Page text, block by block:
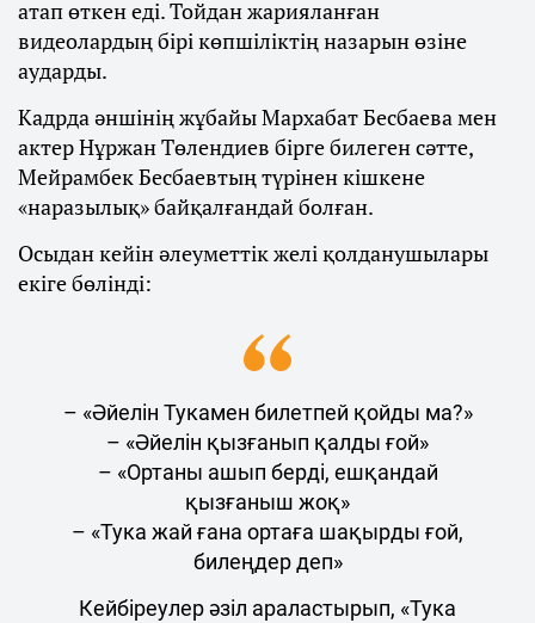
атап өткен еді. Тойдан жарияланған
видеолардың бірі көпшіліктің назарын өзіне
аударды.
Кадрда әншінің жұбайы Мархабат Бесбаева мен
актер Нұржан Төлендиев бірге билеген сәтте,
Мейрамбек Бесбаевтың түрінен кішкене
«наразылық» байқалғандай болған.
Осыдан кейін әлеуметтік желі қолданушылары
екіге бөлінді:
– «Әйелін Тукамен билетпей қойды ма?»
– «Әйелін қызғанып қалды ғой»
– «Ортаны ашып берді, ешқандай
қызғаныш жоқ»
– «Тука жай ғана ортаға шақырды ғой,
билеңдер деп»
Кейбіреулер әзіл араластырып, «Тука